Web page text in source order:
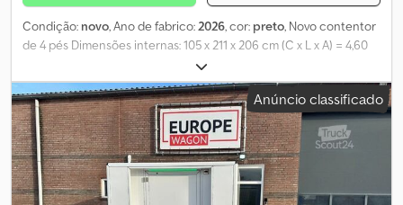
Condição: novo, Ano de fabrico:2026, cor: preto, Novo contentor
de 4 pés Dimensões internas: 105 x 211 x 206 cm (C x L x A) = 4,60
m³ Cor: Preto (RAL 9005) Apenas 3 unidades disponíveis = Mais
informações = Informações gerais Ano de fabricação: Março de
2026 Chjdpfezqd A Uox Ai Aea Ano do modelo: 2026 Dimensões
Dimensões (C x L x A): 120 x 220 x 226 cm Pesos Peso em vazio: 670
kg Carga útil: 2.330 kg Peso bruto: 3.000 kg Estado Estado geral:
muito bom Estado técnico: muito bom Estado visual: muito bom
Segurança do produto Fabricante: Shanghai Shengji Mais
informações Para obter mais informações, entre em contato com
Anúncio classificado